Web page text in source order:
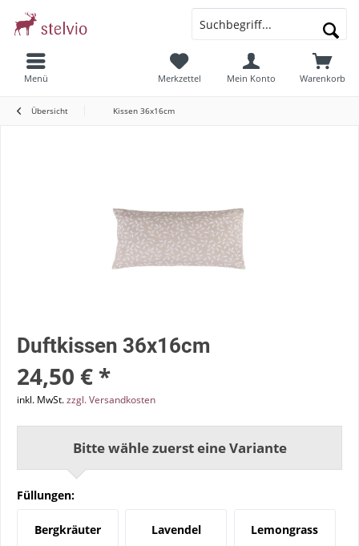
Menü Warenkorb
Merkzettel Mein Konto
Übersicht Kissen 36x16cm
Duftkissen 36x16cm
24,50 € *
inkl. MwSt.zzgl. Versandkosten
Bitte wähle zuerst eine Variante
Füllungen:
Bergkräuter Lavendel Lemongrass